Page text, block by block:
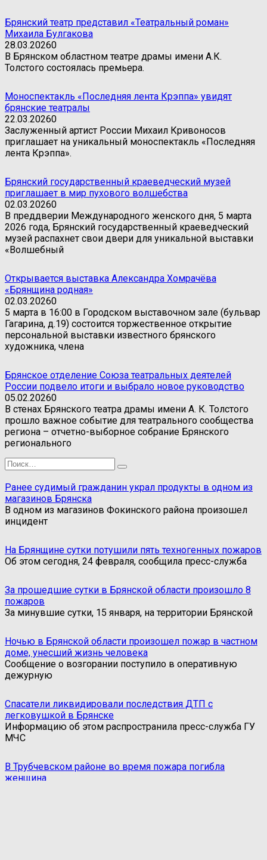
Брянский театр представил «Театральный роман»
Михаила Булгакова
28.03.20260
В Брянском областном театре драмы имени А.К.
Толстого состоялась премьера.
Моноспектакль «Последняя лента Крэппа» увидят
брянские театралы
22.03.20260
Заслуженный артист России Михаил Кривоносов
приглашает на уникальный моноспектакль «Последняя
лента Крэппа».
Брянский государственный краеведческий музей
приглашает в мир пухового волшебства
02.03.20260
В преддверии Международного женского дня, 5 марта
2026 года, Брянский государственный краеведческий
музей распахнет свои двери для уникальной выставки
«Волшебный
Открывается выставка Александра Хомрачёва
«Брянщина родная»
02.03.20260
5 марта в 16:00 в Городском выставочном зале (бульвар
Гагарина, д.19) состоится торжественное открытие
персональной выставки известного брянского
художника, члена
Брянское отделение Союза театральных деятелей
России подвело итоги и выбрало новое руководство
05.02.20260
В стенах Брянского театра драмы имени А. К. Толстого
прошло важное событие для театрального сообщества
региона – отчетно-выборное собрание Брянского
регионального
Search
for:
Ранее судимый гражданин украл продукты в одном из
магазинов Брянска
В одном из магазинов Фокинского района произошел
инцидент
На Брянщине сутки потушили пять техногенных пожаров
Об этом сегодня, 24 февраля, сообщила пресс-служба
За прошедшие сутки в Брянской области произошло 8
пожаров
За минувшие сутки, 15 января, на территории Брянской
Ночью в Брянской области произошел пожар в частном
доме, унесший жизнь человека
Сообщение о возгорании поступило в оперативную
дежурную
Спасатели ликвидировали последствия ДТП с
легковушкой в Брянске
Информацию об этом распространила пресс-служба ГУ
МЧС
В Трубчевском районе во время пожара погибла
женщина